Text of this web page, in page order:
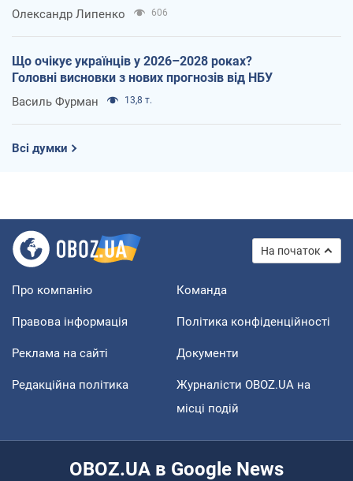
Олександр Липенко 606
Що очікує українців у 2026–2028 роках?
Головні висновки з нових прогнозів від НБУ
Василь Фурман 13,8 т.
Всі думки
На початок
Про компанію Команда
Правова інформація Політика конфіденційності
Реклама на сайті Документи
Редакційна політика
Журналісти OBOZ.UA на
місці подій
OBOZ.UA в Google News